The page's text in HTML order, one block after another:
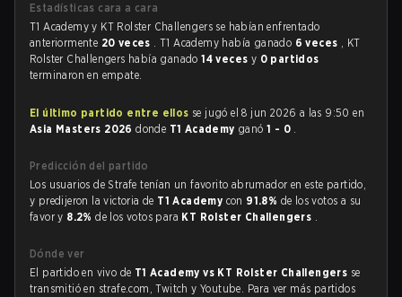
Estadísticas cara a cara
T1 Academy y KT Rolster Challengers se habían enfrentado
anteriormente 20 veces . T1 Academy había ganado 6 veces , KT
Rolster Challengers había ganado14 veces y 0 partidos
terminaron en empate.
El último partido entre ellos se jugó el 8 jun 2026 a las 9:50 en
Asia Masters 2026donde T1 Academy ganó1 - 0 .
Predicción del partido
Los usuarios de Strafe tenían un favorito abrumador en este partido,
y predijeron la victoria de T1 Academy con 91.8% de los votos a su
favor y 8.2%de los votos para KT Rolster Challengers .
Dónde ver
El partido en vivo de T1 Academy vs KT Rolster Challengers se
transmitió en strafe.com, Twitch y Youtube. Para ver más partidos